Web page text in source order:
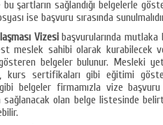
şartların sağlandığı belgelerle
ise başvuru sırasında
Vizesibaşvurularında mutlaka
meslek sahibi olarak kurabilecek
belgeler bulunur. Mesleki
kurs sertifikaları gibi eğitimi
belgeler firmamızla vize başvuru
sağlanacak olan belge listesinde